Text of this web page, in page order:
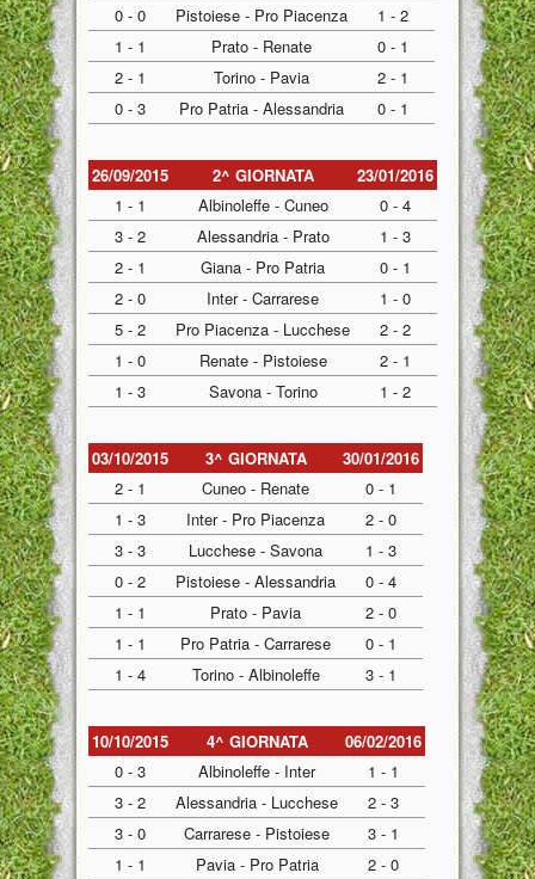
0 - 0
Pistoiese - Pro Piacenza
1 - 2
1 - 1
Prato - Renate
0 - 1
2 - 1
Torino - Pavia
2 - 1
0 - 3
Pro Patria - Alessandria 0 - 1
26/09/2015 2^ GIORNATA
23/01/2016
1 - 1
Albinoleffe - Cuneo
0 - 4
3 - 2
Alessandria - Prato
1 - 3
2 - 1
Giana - Pro Patria
0 - 1
2 - 0
Inter - Carrarese
1 - 0
5 - 2
Pro Piacenza - Lucchese
2 - 2
1 - 0
Renate - Pistoiese
2 - 1
1 - 3
Savona - Torino 1 - 2
03/10/2015 3^ GIORNATA
30/01/2016
2 - 1
Cuneo - Renate
0 - 1
1 - 3
Inter - Pro Piacenza
2 - 0
3 - 3
Lucchese - Savona
1 - 3
0 - 2
Pistoiese - Alessandria
0 - 4
1 - 1
Prato - Pavia
2 - 0
1 - 1
Pro Patria - Carrarese
0 - 1
1 - 4
Torino - Albinoleffe 3 - 1
10/10/2015 4^ GIORNATA
06/02/2016
0 - 3
Albinoleffe - Inter
1 - 1
3 - 2
Alessandria - Lucchese
2 - 3
3 - 0
Carrarese - Pistoiese
3 - 1
1 - 1
Pavia - Pro Patria
2 - 0